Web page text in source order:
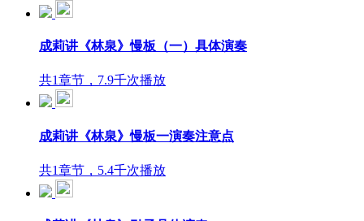
成莉讲《林泉》慢板（一）具体演奏
共1章节，7.9千次播放
成莉讲《林泉》慢板一演奏注意点
共1章节，5.4千次播放